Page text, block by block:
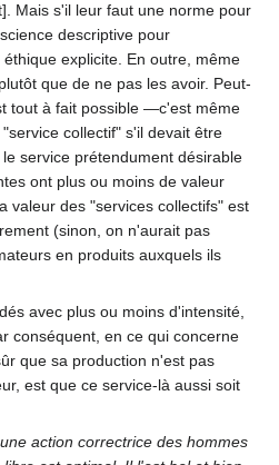
Mais s'il leur faut une norme pour
descriptive pour
explicite. En outre, même
que de ne pas les avoir. Peut-
tout à fait possible —c'est même
collectif" s'il devait être
service prétendument désirable
ont plus ou moins de valeur
valeur des "services collectifs" est
(sinon, on n'aurait pas
en produits auxquels ils
avec plus ou moins d'intensité,
conséquent, en ce qui concerne
que sa production n'est pas
est que ce service-là aussi soit
action correctrice des hommes